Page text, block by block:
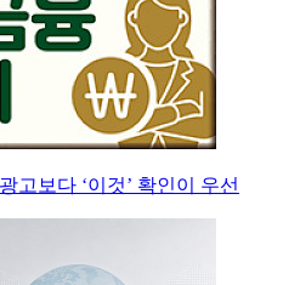
고보다 ‘이것’ 확인이 우선